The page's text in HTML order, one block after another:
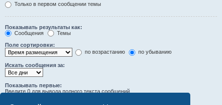
Только в первом сообщении темы
Показывать результаты как:
Сообщения
Темы
Поле сортировки:
по возрастанию
по убыванию
Искать сообщения за:
Показывать первые:
Введите 0 для вывода полного текста сообщений.